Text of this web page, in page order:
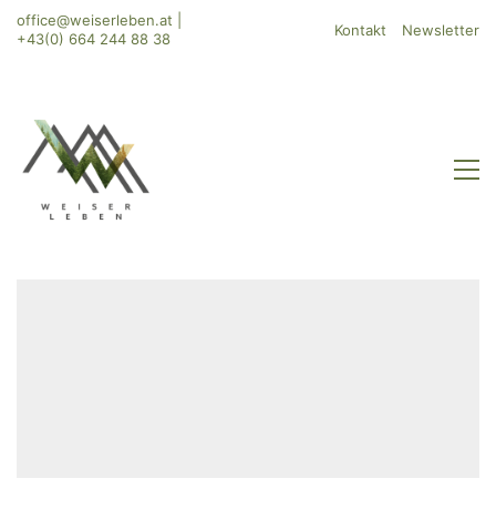
office@weiserleben.at
+43(0) 664 244 88 38
Kontakt Newsletter